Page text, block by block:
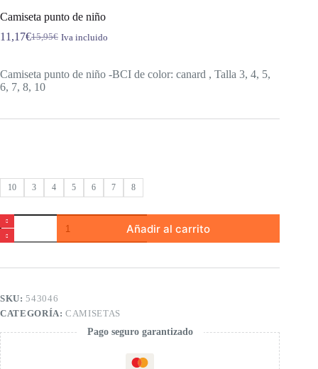
Camiseta punto de niño
15,95€
El
era:
15,95€.
11,17€El
es:
11,17€.
Iva incluido
Camiseta punto de niño -BCI de color: canard , Talla 3, 4, 5,
6, 7, 8, 10
10 3 4 5 6 7 8
Camiseta
punto
de
cantidad
Añadir al carrito
SKU:543046
CATEGORÍA:CAMISETAS
Pago seguro garantizado